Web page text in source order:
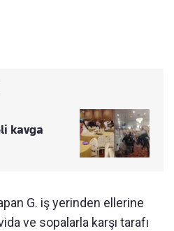
kavga
G. iş yerinden ellerine
ve sopalarla karşı tarafı